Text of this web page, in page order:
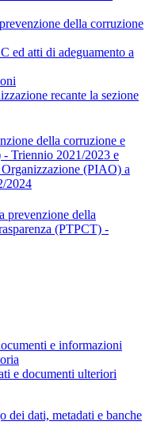
della corruzione
ed atti di adeguamento a
recante la sezione
della corruzione e
- Triennio 2021/2023 e
(PIAO) a
2024
prevenzione della
(PTPCT) -
e informazioni
e documenti ulteriori
dei dati, metadati e banche